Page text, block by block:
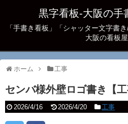
黒字看板‐大阪の手
「手書き看板」「シャッター文字書
大阪の看板
ホーム 工事
センバ様外壁ロゴ書き【工
2026/4/16 2026/4/20 工事